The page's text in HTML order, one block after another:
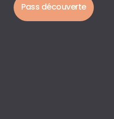
Pass découverte